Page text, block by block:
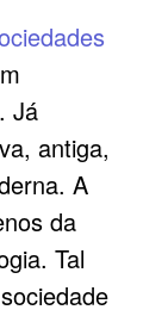
Já
antiga,
A
da
Tal